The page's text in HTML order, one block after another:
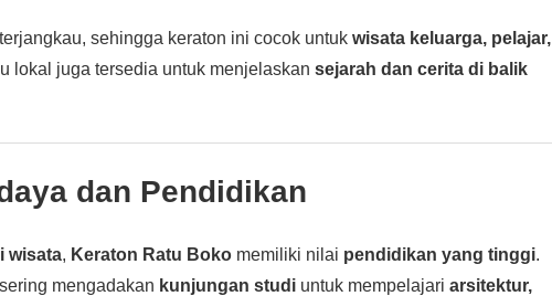
sehingga keraton ini cocok untukwisata keluarga, pelajar,
lokal juga tersedia untuk menjelaskansejarah dan cerita di balik
dan Pendidikan
wisata, Keraton Ratu Boko memiliki nilai pendidikan yang tinggi.
mengadakan kunjungan studi untuk mempelajariarsitektur,